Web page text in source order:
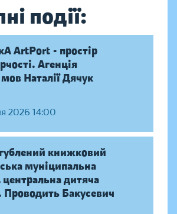
події:
ArtPort - простір
Агенція
Наталії Дячук
2026 14:00
книжковий
муніципальна
центральна дитяча
Проводить Бакусевич